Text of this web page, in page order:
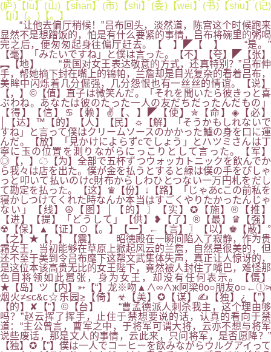
(庐)【lu】(山)【shan】(市)【shi】(委)【wei】(书)【shu】(记)
【ji】(。)【。】
“让他去偏厅稍候！”吕布回头，淡然道，陈宫这个时候跑来
显然不是想蹭饭的，怕是有什么要紧的事情，吕布将碗里的粥喝
完之后，便匆匆起身往偏厅赶去。【 】◤【 】 “是。”
【毫】「みたいですね」と僕は言った。【不】【夸】◤【张】
︻【地】 “贵国对女王表达敬意的方式，还真特别？”吕布伸
手，帮她摘下封在嘴上的锦帕，兰詹却是目光复杂的看着吕布，
美眸中闪烁着几分倔强，几分怨恨也有一丝丝的情谊。【说】
【，】©【值】直子は微笑んだ。「それを聞いたら彼きっと喜
ぶわね。あなたは彼のたった一人の友だちだったんだもの」
【得】【信】♋【赖】✌【、】◤【使】✯【命】◈【必】
│【达】™【的】【人】【民】☼【解】「そうかもしれないで
すね」と言って僕はクリームソースのかかった鱸の身を口に運
んだ。【放】「見かけによらずcでしょう」とハツミさんは丁
寧に玉の位置を測りながらにっこりとして言った。【军】
◎【，】☁【为】全部で五杯ずつウォッカトニックを飲んでか
ら我々は店を出た。僕が金を払うとすると緑は僕の手をぴしゃ
っと叩いて払いのけc財布からしわひとつない一万円札をだし
て勘定を払った。【这】♛【份】↓【路】「じゃあcこの前私を
寝かしつけてくれた時なんか本当はすごくやりたかったんじゃ
ない」【线】☮【图】│【的】〗【实】✪【施】®【推】
【进】【提】「どうして」【供】❥【了】®【最】♛【强】
☢【保】▲【证】⊙【。】【一】←【言】〗【以】♚【蔽】°
【之】★【，】【震】 昭德殿在一瞬间陷入了寂静，作为贵
霜女王，当初能够在草原上掀起风云的兰詹，自然是很美的，但
还不至于美到令吕布麾下这帮文武集体失声，真正让人惊讶的，
是这位本该高贵无比的女王陛下，竟然被人封住了嘴巴，难怪那
色目将领如此嚣张，身为女王，却没有任何表示。【慑】
★【岛】ツ【内】➳【“】龙※吻▲∧∞∧ж阿梁θo○朋友o○←①≯
烟火≠≤c&c☆乐园≥【倚】☣【美】✪【谋】✍【独】¿【”】
【的】✘【“】©【台】 “曹孟德派人刺杀我主，这个理由够
吗？”赵云挥了挥手，止住于禁想要说的话，认真的看向于禁
道：“主公曾言，曹军之中，于将军可谓大将，云亦不想与将军
说些废话，那是文人的事情，云此来，只问将军，是否愿降？”
【独】✪【”】僕は一人でコーヒーを飲みながらウルグアイって